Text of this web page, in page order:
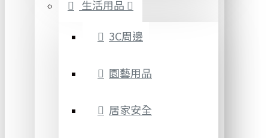
生活用品
3C周邊
園藝用品
居家安全